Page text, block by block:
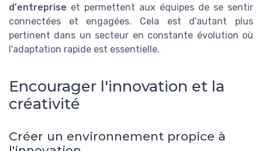
d'entreprise et permettent aux équipes de se sentir
connectées et engagées. Cela est d'autant plus
pertinent dans un secteur en constante évolution où
l'adaptation rapide est essentielle.
Encourager l'innovation et la
créativité
Créer un environnement propice à